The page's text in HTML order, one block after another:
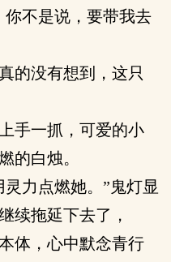
你不是说，要带我去
的没有想到，这只
手一抓，可爱的小
的白烛。
力点燃她。”鬼灯显
续拖延下去了，
体，心中默念青行